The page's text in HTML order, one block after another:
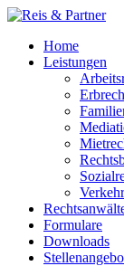
Home
Leistungen
Formulare
Downloads